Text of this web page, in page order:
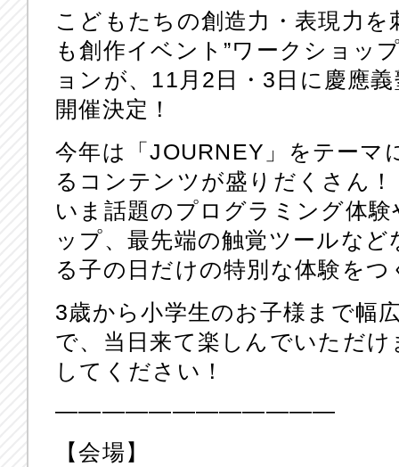
こどもたちの創造力・表現力を
も創作イベント”ワークショッ
ョンが、11月2日・3日に慶應
開催決定！
今年は「JOURNEY」をテーマ
るコンテンツが盛りだくさん！
いま話題のプログラミング体
ップ、最先端の触覚ツールな
る子の日だけの特別な体験をつ
3歳から小学生のお子様まで幅
で、当日来て楽しんでいただ
してください！
————————————
【会場】